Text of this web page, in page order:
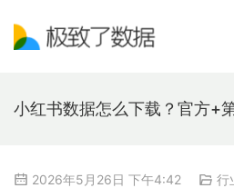
小红书数据怎么下载？官方+
2026年5月26日 下午4:42 行